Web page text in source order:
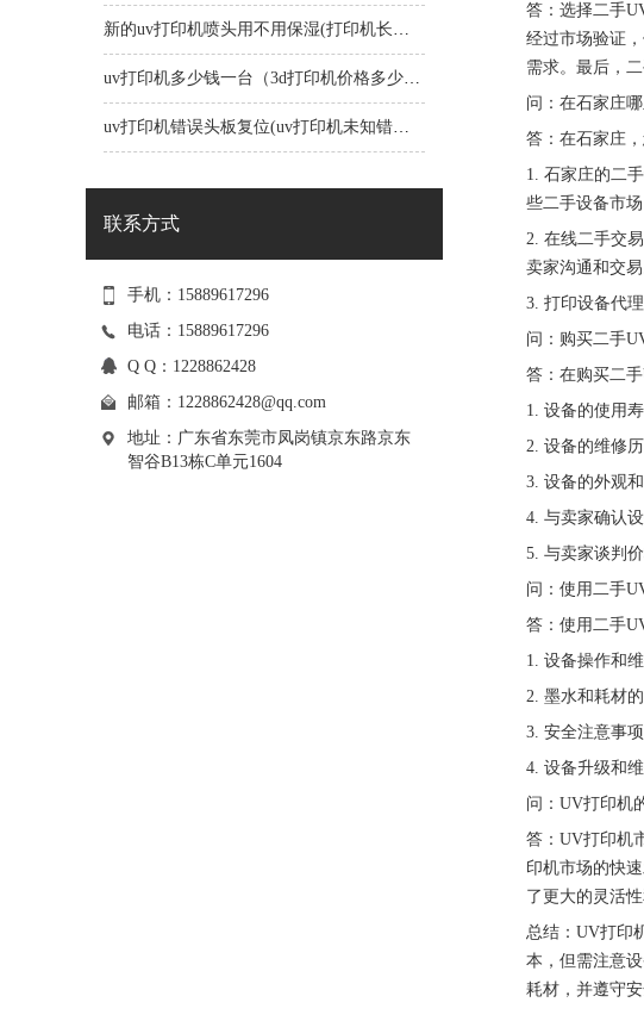
新的uv打印机喷头用不用保湿(打印机长时间不用喷头会堵吗)
uv打印机多少钱一台（3d打印机价格多少钱一台）
uv打印机错误头板复位(uv打印机未知错误1191)
联系方式
手机：15889617296
电话：15889617296
Q Q：1228862428
邮箱： 1228862428@qq.com
地址：广东省东莞市凤岗镇京东路京东
智谷B13栋C单元1604
答：选择二手
经过市场验证
需求。最后，
问：在石家庄
答：在石家庄
1. 石家庄的二
些二手设备市
2. 在线二手交
卖家沟通和交易
3. 打印设备代
问：购买二手
答：在购买二
1. 设备的使用
2. 设备的维修
3. 设备的外观
4. 与卖家确认
5. 与卖家谈判
问：使用二手
答：使用二手
1. 设备操作和
2. 墨水和耗材
3. 安全注意事
4. 设备升级和
问：UV打印机
答：UV打印机
印机市场的快
了更大的灵活
总结：UV打印
本，但需注意
耗材，并遵守